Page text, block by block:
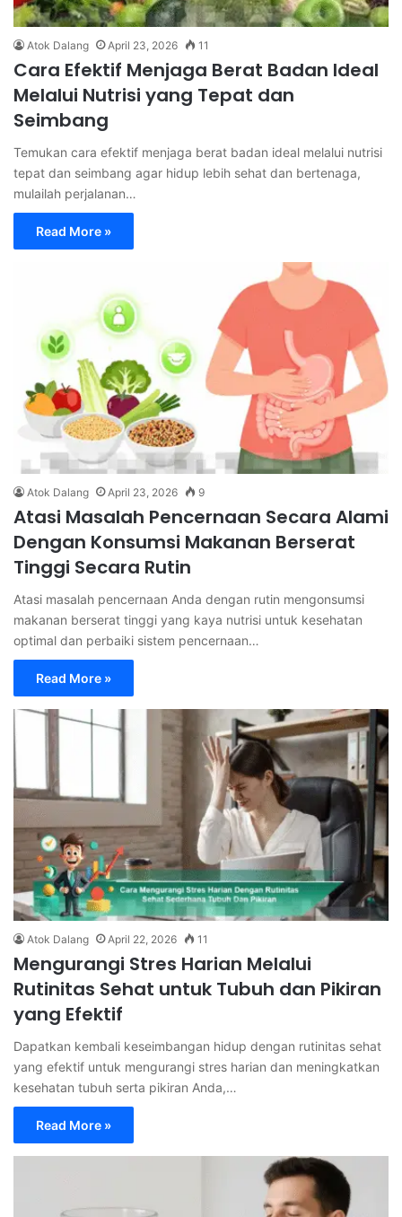
Atok Dalang April 23, 2026 11
Cara Efektif Menjaga Berat Badan Ideal
Melalui Nutrisi yang Tepat dan
Seimbang
Temukan cara efektif menjaga berat badan ideal melalui nutrisi
tepat dan seimbang agar hidup lebih sehat dan bertenaga,
mulailah perjalanan…
Read More »
Atok Dalang April 23, 2026 9
Atasi Masalah Pencernaan Secara Alami
Dengan Konsumsi Makanan Berserat
Tinggi Secara Rutin
Atasi masalah pencernaan Anda dengan rutin mengonsumsi
makanan berserat tinggi yang kaya nutrisi untuk kesehatan
optimal dan perbaiki sistem pencernaan…
Read More »
Atok Dalang April 22, 2026 11
Mengurangi Stres Harian Melalui
Rutinitas Sehat untuk Tubuh dan Pikiran
yang Efektif
Dapatkan kembali keseimbangan hidup dengan rutinitas sehat
yang efektif untuk mengurangi stres harian dan meningkatkan
kesehatan tubuh serta pikiran Anda,…
Read More »